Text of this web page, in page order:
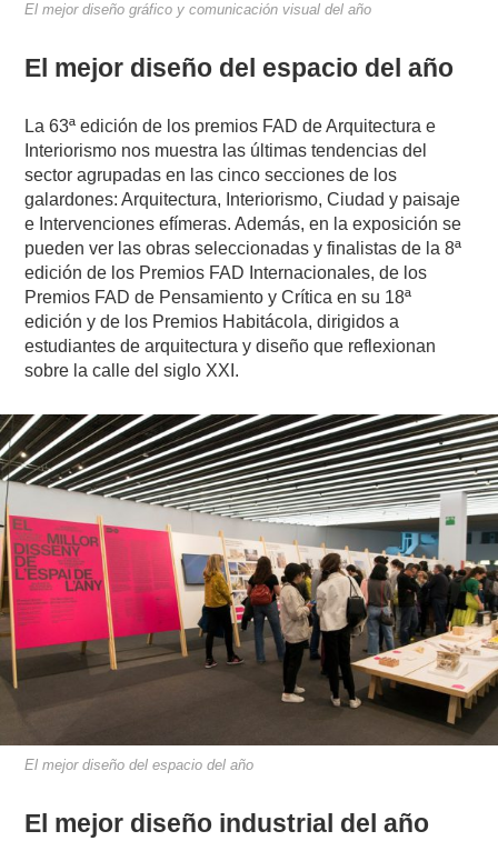
El mejor diseño gráfico y comunicación visual del año
El mejor diseño del espacio del año
La 63ª edición de los premios FAD de Arquitectura e
Interiorismo nos muestra las últimas tendencias del
sector agrupadas en las cinco secciones de los
galardones: Arquitectura, Interiorismo, Ciudad y paisaje
e Intervenciones efímeras. Además, en la exposición se
pueden ver las obras seleccionadas y finalistas de la 8ª
edición de los Premios FAD Internacionales, de los
Premios FAD de Pensamiento y Crítica en su 18ª
edición y de los Premios Habitácola, dirigidos a
estudiantes de arquitectura y diseño que reflexionan
sobre la calle del siglo XXI.
El mejor diseño del espacio del año
El mejor diseño industrial del año